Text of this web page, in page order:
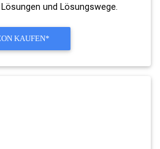
und Lösungswege.
KAUFEN*